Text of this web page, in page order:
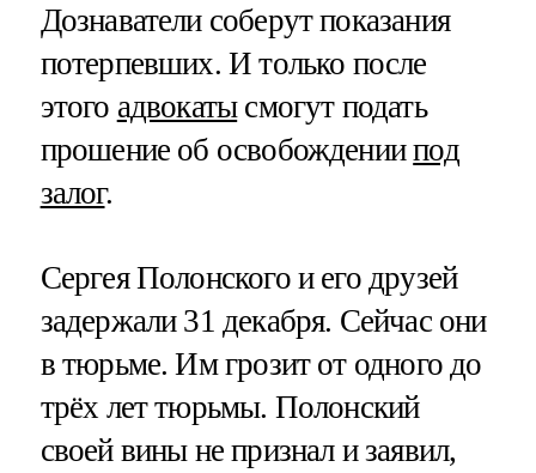
Дознаватели соберут показания
потерпевших. И только после
этого адвокатысмогут подать
прошение об освобождениипод
залог.
Сергея Полонского и его друзей
задержали 31 декабря. Сейчас они
в тюрьме. Им грозит от одного до
трёх лет тюрьмы. Полонский
своей вины не признал и заявил,